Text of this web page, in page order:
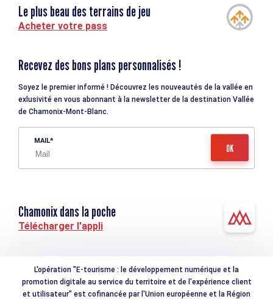
Le plus beau des terrains de jeu
Acheter votre pass
Recevez des bons plans personnalisés !
Soyez le premier informé ! Découvrez les nouveautés de la vallée en
exlusivité en vous abonnant à la newsletter de la destination Vallée
de Chamonix-Mont-Blanc.
MAIL
Chamonix dans la poche
Télécharger l'appli
L'opération "E-tourisme : le développement numérique et la
promotion digitale au service du territoire et de l'expérience client
et utilisateur" est cofinancée par l'Union européenne et la Région